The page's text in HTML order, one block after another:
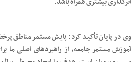
وی در پایان تأکید کرد: پایش مستمر مناطق
آموزش مستمر جامعه، از راهبردهای اصلی ما